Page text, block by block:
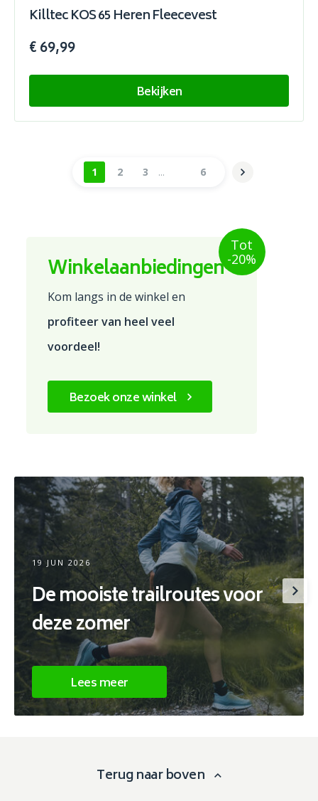
Winkelaanbiedingen
Kom langs in de winkel en
profiteer van heel veel
voordeel!
Bezoek onze winkel
Tot
-20%
Killtec KOS 65 Heren Fleecevest
€ 69,99
Bekijken
1 2 3 6
19 JUN 2026
De mooiste trailroutes voor
deze zomer
Lees meer
Terug naar boven